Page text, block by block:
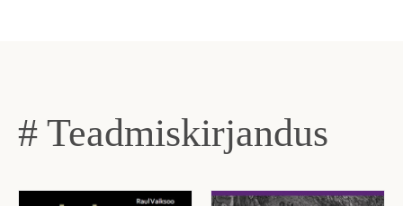
# Teadmiskirjandus